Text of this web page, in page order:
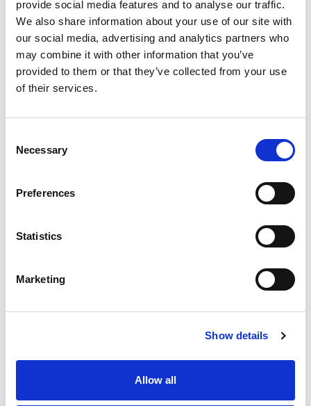
provide social media features and to analyse our traffic.
We also share information about your use of our site with
our social media, advertising and analytics partners who
may combine it with other information that you’ve
provided to them or that they’ve collected from your use
of their services.
Selection
Necessary
Preferences
Statistics
Marketing
Show details
Allow all
Tankstellenfinder
schnellsten Weg zu der nächsten Gulf Tankstelle,
Tankstellen-Netz von Weiswampach bis nach
Ein umfassendes Angebot an leckeren Mahlzeiten zum
Mitnehmen. Kein Fastfood, sondern hochwertiges
Takeaway. Sammeln Sie Cactus Punkte auf allen